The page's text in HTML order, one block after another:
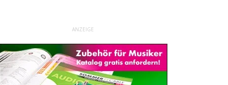
ANZEIGE